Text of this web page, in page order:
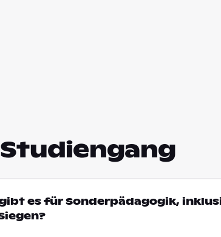
es für Sonderpädagogik,